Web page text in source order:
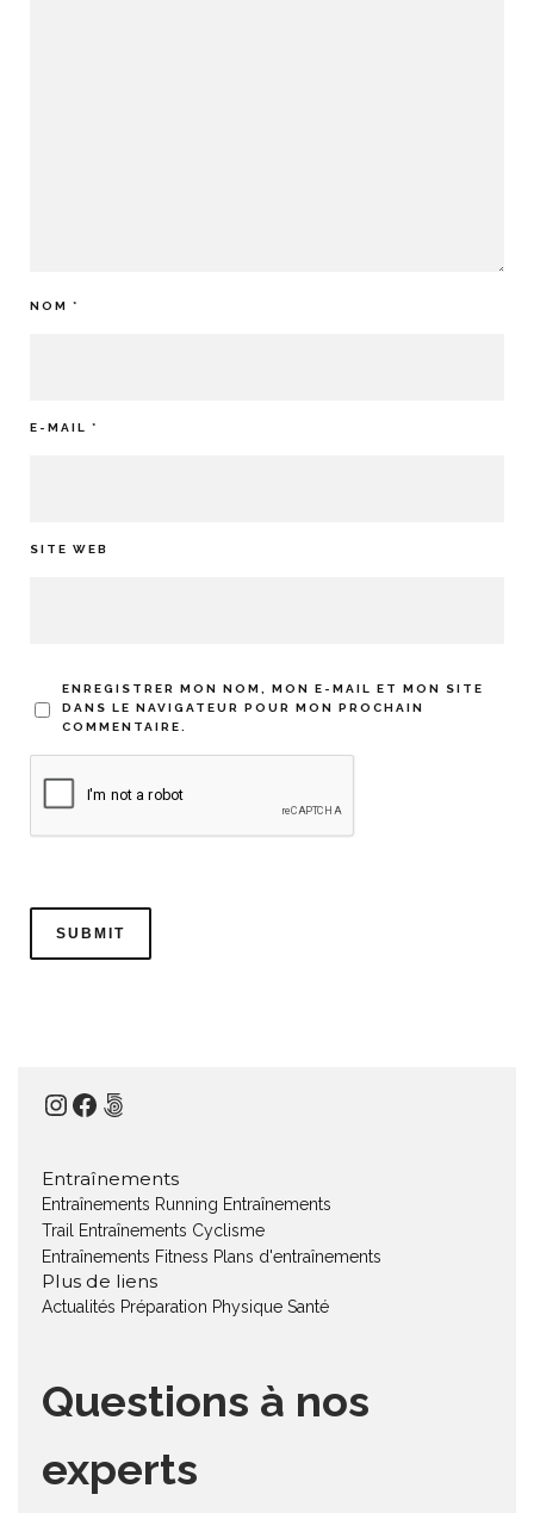
NOM *
E-MAIL *
SITE WEB
ENREGISTRER MON NOM, MON E-MAIL ET MON SITE
DANS LE NAVIGATEUR POUR MON PROCHAIN
COMMENTAIRE.
Instagram
Facebook
500px
Entraînements
Entraînements Running Entraînements
Trail
Entraînements Cyclisme
Entraînements Fitness Plans d'entraînements
Plus de liens
Actualités Préparation Physique Santé
Questions à nos
experts